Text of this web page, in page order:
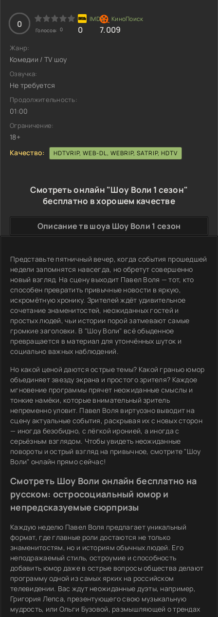
0
Голосов: 0 0 7.009
Жанр:
Комедии / TV шоу
Озвучка:
Не требуется
Продолжительность:
01:00
Ограничение:
18+
Качество:
HDTVRIP, WEB-DL, WEBRIP, SATRIP, HDTV
Смотреть онлайн "Шоу Воли 1 сезон"
бесплатно в хорошем качестве
Описание тв шоуа Шоу Воли 1 сезон
Представьте пятничный вечер, когда события прошедшей
недели запомнятся навсегда, но обретут совершенно
новый взгляд. На сцену выходит Павел Воля — тот, кто
способен превратить привычные новости в яркую,
искромётную хронику. Зрителей ждёт удивительное
сочетание знаменитостей, неожиданных гостей и
простых людей, чьи истории порой затмевают самые
громкие заголовки. В "Шоу Воли" всё обыденное
превращается в материал для утончённых шуток и
социально важных наблюдений.
Но какой ценой даются острые темы? Какой гранью юмор
объединяет звезду экрана и простого зрителя? Каждое
мгновение программы прячет неожиданные смыслы и
тонкие намёки, которые внимательный зритель
непременно уловит. Павел Воля виртуозно выводит на
сцену актуальные события, раскрывая их с новых сторон
— иногда безобидно, с лёгкой иронией, а иногда с
серьёзным взглядом. Чтобы увидеть неожиданные
повороты и острый взгляд на привычное, смотрите "Шоу
Воли" онлайн прямо сейчас!
Смотреть Шоу Воли онлайн бесплатно на
русском: остросоциальный юмор и
непредсказуемые сюрпризы
Каждую неделю Павел Воля предлагает уникальный
формат, где главные роли достаются не только
знаменитостям, но и историям обычных людей. Его
неподражаемый стиль, остроумие и способность
добавить юмор даже в острые вопросы общества делают
программу одной из самых ярких на российском
телевидении. Вас ждут неожиданные дуэты, например,
Григория Лепса, презентующего свою музыкальную
мудрость, или Ольги Бузовой, размышляющей о трендах